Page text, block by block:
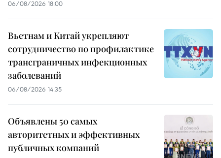
06/08/2026 18:00
Вьетнам и Китай укрепляют
сотрудничество по профилактике
трансграничных инфекционных
заболеваний
06/08/2026 14:35
Объявлены 50 самых
авторитетных и эффективных
публичных компаний